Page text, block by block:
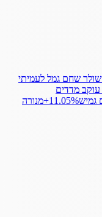
שחם גמל לעמיתי
עוקב מדדים
גמיש‎+11.05%מנורה